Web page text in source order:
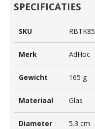
SPECIFICATIES
SKU RBTK85
Merk AdHoc
Gewicht 165 g
Materiaal Glas
Diameter 5.3 cm